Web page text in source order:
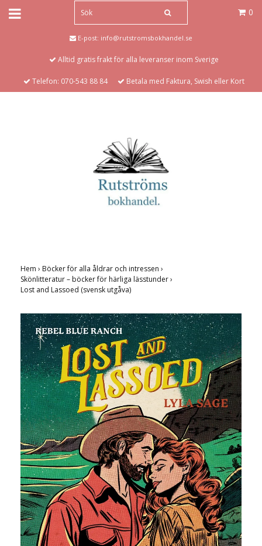
0
E-post: info@rutstromsbokhandel.se
Alltid gratis frakt för alla leveranser inom Sverige
Telefon: 070-543 88 84 Betala med Faktura, Swish eller Kort
Hem › Böcker för alla åldrar och intressen ›
Skönlitteratur – böcker för härliga lässtunder›
Lost and Lassoed (svensk utgåva)